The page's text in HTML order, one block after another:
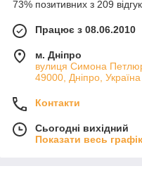
73% позитивних з 209
Працює з 08.06.2010
м. Дніпро
вулиця Симона
49000, Дніпро, Україна
Контакти
Сьогодні вихідний
Показати весь